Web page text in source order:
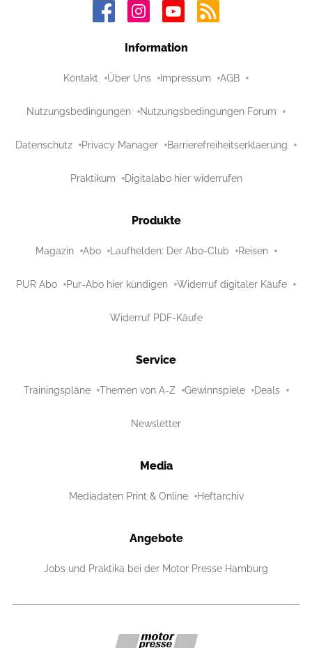
Information
Kontakt Über Uns Impressum AGB
Nutzungsbedingungen Nutzungsbedingungen Forum
Datenschutz Privacy Manager Barrierefreiheitserklaerung
Praktikum Digitalabo hier widerrufen
Produkte
Magazin Abo Laufhelden: Der Abo-Club Reisen
PUR Abo Pur-Abo hier kündigen Widerruf digitaler Käufe
Widerruf PDF-Käufe
Service
Trainingspläne Themen von A-Z Gewinnspiele Deals
Newsletter
Media
Mediadaten Print & Online Heftarchiv
Angebote
Jobs und Praktika bei der Motor Presse Hamburg